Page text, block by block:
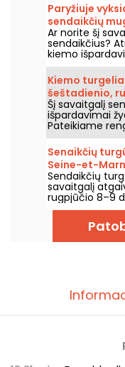
Paryžiuje
sendaikčių
– savaitgalio
Ar norite šį
sendaikčius?
kiemo
šeštadienį,
rugpjūčio 9 d.,
gerų sandorių
Kiemo
šeštadienio,
sekmadienio,
Paryžiuje ir
savaitgalio
Šį savaitgalį
išpardavimai
Pateikiame
šį šeštadienį
rugpjūčio 2026
po stallus ir
Senaikčių
Seine-et-
8–9 d. – 77
Sendaikčių
savaitgalį
rugpjūčio 8–9
renginiai jūsų